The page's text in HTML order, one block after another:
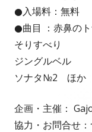
●入場料：無料
●曲目 ：赤鼻の
そりすべり
ジングルベル
ソナタ№2 ほか
企画・主催：
協力・お問合せ